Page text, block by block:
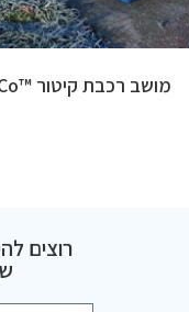
מושב רכבת קיטור ™Lo-Co
רוצים